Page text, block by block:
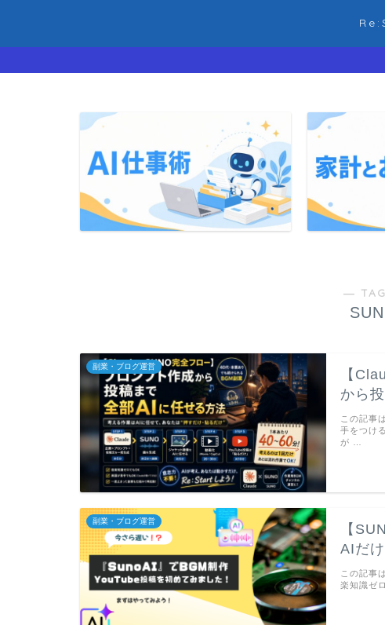
―
副業・ブログ運営
【
から
この記事
手をつけ
が …
副業・ブログ運営
【
AIだ
この記事
楽知識ゼ